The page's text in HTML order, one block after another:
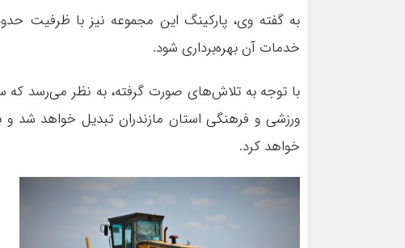
خدمات آن بهره‌برداری شود.
با توجه به تلاش‌های صورت گرفته، به نظر می‌رسد که
ورزشی و فرهنگی استان مازندران تبدیل خواهد شد
خواهد کرد.